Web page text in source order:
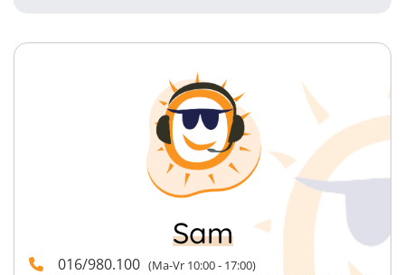
Sam
016/980.100 (Ma-Vr 10:00 - 17:00)